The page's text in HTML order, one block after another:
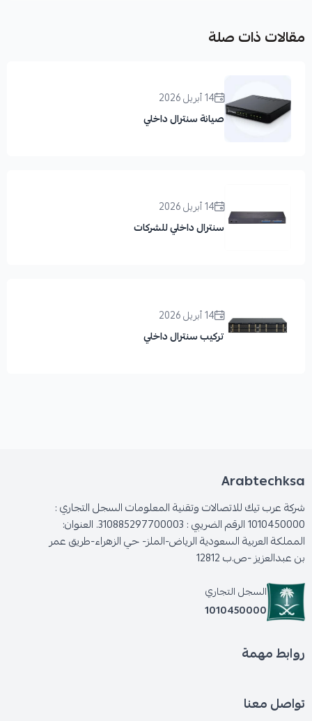
مقالات ذات صلة
14 أبريل 2026
صيانة سنترال داخلي
14 أبريل 2026
سنترال داخلي للشركات
14 أبريل 2026
تركيب سنترال داخلي
Arabtechksa
شركة عرب تيك للاتصالات وتقنية المعلومات السجل التجاري :
1010450000 الرقم الضريبي : 310885297700003. العنوان:
المملكة العربية السعودية الرياض-الملز- حي الزهراء-طريق عمر
بن عبدالعزيز -ص.ب 12812
السجل التجاري
1010450000
روابط مهمة
تواصل معنا